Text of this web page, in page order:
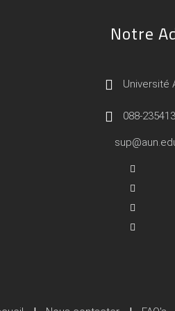
Notre
Université
088-